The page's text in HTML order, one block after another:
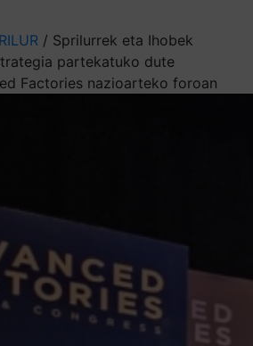
/ Sprilurrek eta Ihobek
partekatuko dute
Factories nazioarteko foroan